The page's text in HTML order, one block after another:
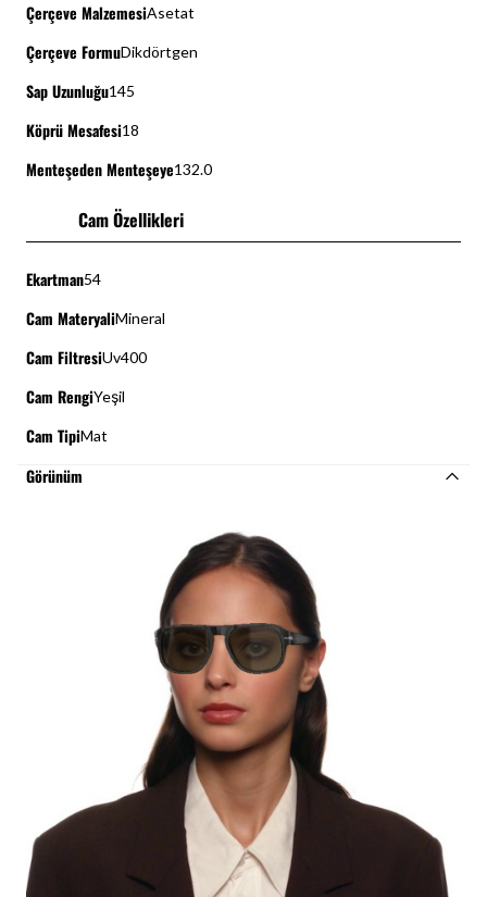
Çerçeve MalzemesiAsetat
Çerçeve FormuDikdörtgen
Sap Uzunluğu145
Köprü Mesafesi18
Menteşeden Menteşeye132.0
Cam Özellikleri
Ekartman54
Cam MateryaliMineral
Cam FiltresiUv400
Cam RengiYeşil
Cam TipiMat
Görünüm